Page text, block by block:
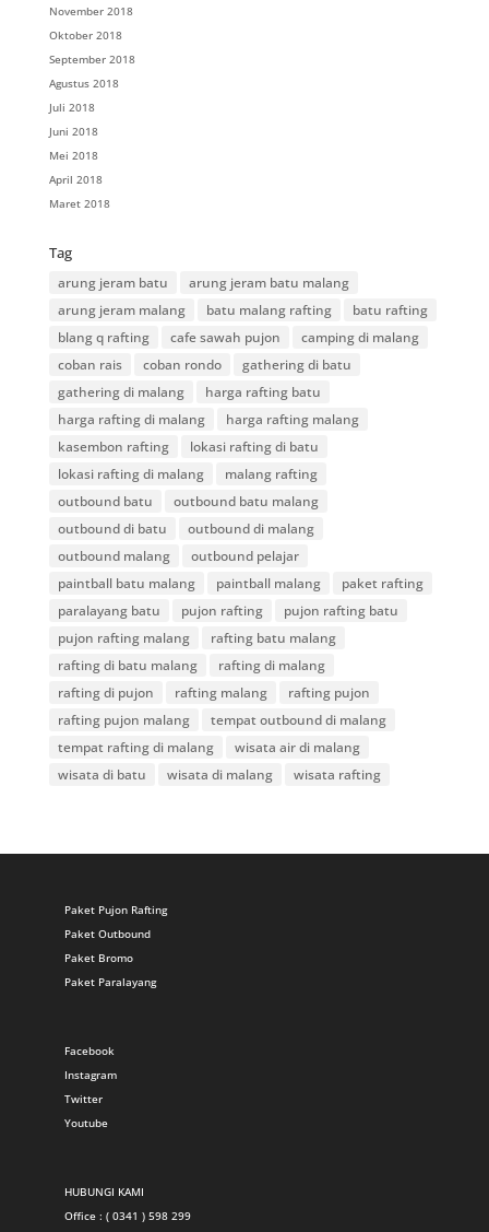
November 2018
Oktober 2018
September 2018
Agustus 2018
Juli 2018
Juni 2018
Mei 2018
April 2018
Maret 2018
Tag
arung jeram batu
arung jeram batu malang
arung jeram malang
batu malang rafting
batu rafting
blang q rafting
cafe sawah pujon
camping di malang
coban rais
coban rondo
gathering di batu
gathering di malang
harga rafting batu
harga rafting di malang
harga rafting malang
kasembon rafting
lokasi rafting di batu
lokasi rafting di malang
malang rafting
outbound batu
outbound batu malang
outbound di batu
outbound di malang
outbound malang
outbound pelajar
paintball batu malang
paintball malang
paket rafting
paralayang batu
pujon rafting
pujon rafting batu
pujon rafting malang
rafting batu malang
rafting di batu malang
rafting di malang
rafting di pujon
rafting malang
rafting pujon
rafting pujon malang
tempat outbound di malang
tempat rafting di malang
wisata air di malang
wisata di batu
wisata di malang wisata rafting
Paket Pujon Rafting
Paket Outbound
Paket Bromo
Paket Paralayang
Facebook
Instagram
Twitter
Youtube
HUBUNGI KAMI
Office : ( 0341 ) 598 299